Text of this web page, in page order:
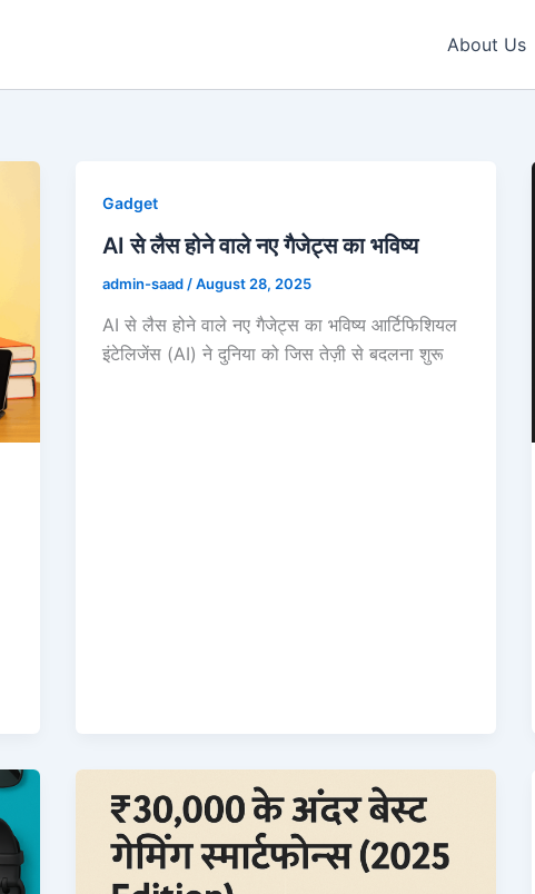
About Us
Gadget
AI से लैस होने वाले नए गैजेट्स का भविष्य
admin-saad /August 28, 2025
AI से लैस होने वाले नए गैजेट्स का भविष्य आर्टिफिशियल
इंटेलिजेंस (AI) ने दुनिया को जिस तेज़ी से बदलना शुरू